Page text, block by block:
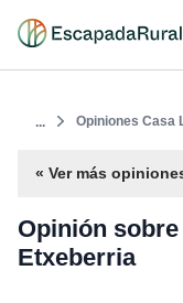
... Opiniones Casa
« Ver más
Opinión sobre
Etxeberria